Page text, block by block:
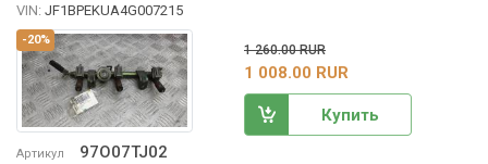
-20%
Артикул 97O07TJ02
VIN: JF1BPEKUA4G007215
1 260.00 RUR
1 008.00 RUR
Купить